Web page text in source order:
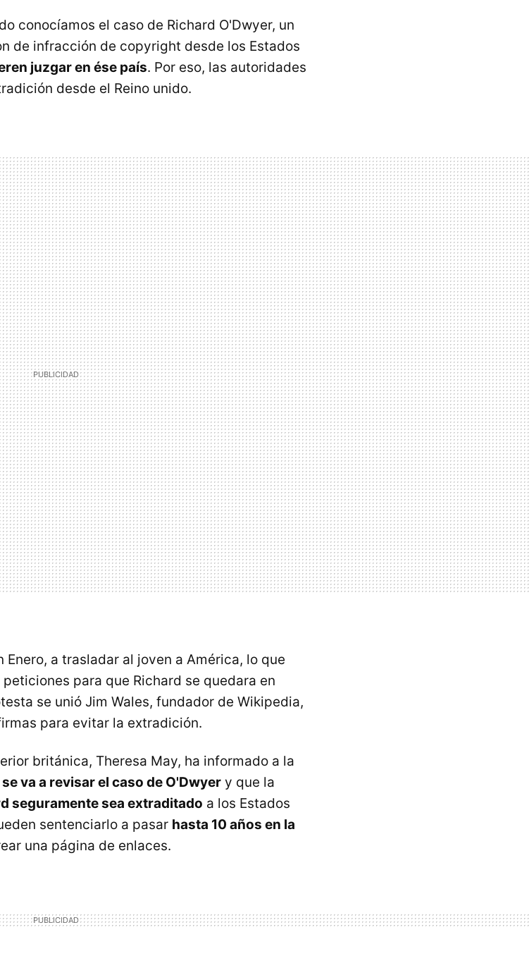
conocíamos el caso de Richard O'Dwyer, un
de infracción de copyright desde los Estados
juzgar en ése país. Por eso, las autoridades
desde el Reino unido.
a trasladar al joven a América, lo que
para que Richard se quedara en
se unió Jim Wales, fundador de Wikipedia,
para evitar la extradición.
británica, Theresa May, ha informado a la
va a revisar el caso de O'Dwyer y que la
seguramente sea extraditado a los Estados
sentenciarlo a pasar hasta 10 años en la
una página de enlaces.